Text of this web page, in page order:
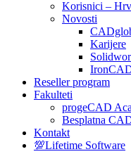
Korisnici –
Novosti
Karijere
Reseller program
Fakulteti
progeCAD
Besplatna
Kontakt
💯Lifetime Software